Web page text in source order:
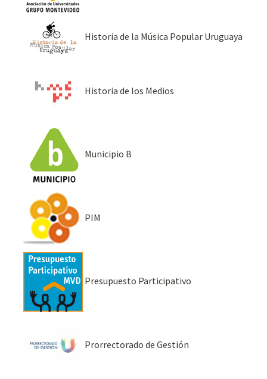
Historia de la Música Popular Uruguaya
Historia de los Medios
Municipio B
PIM
Presupuesto Participativo
Prorrectorado de Gestión